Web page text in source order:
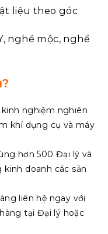
liệu theo góc
nghề mộc, nghề
nghiệm nghiên
khí dụng cụ và máy
hơn 500 Đại lý và
kinh doanh các sản
liên hệ ngay với
tại Đại lý hoặc